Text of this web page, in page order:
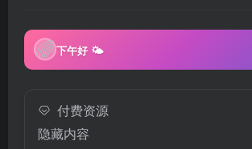
🌈下午好 🌤
付费资源
隐藏内容